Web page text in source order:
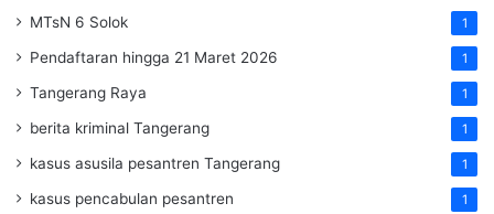
MTsN 6 Solok 1
Pendaftaran hingga 21 Maret 2026 1
Tangerang Raya 1
berita kriminal Tangerang 1
kasus asusila pesantren Tangerang 1
kasus pencabulan pesantren 1